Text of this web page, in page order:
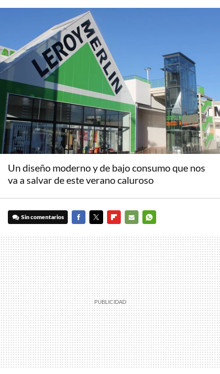
Un diseño moderno y de bajo consumo que nos
va a salvar de este verano caluroso
Sin comentarios
MAIL